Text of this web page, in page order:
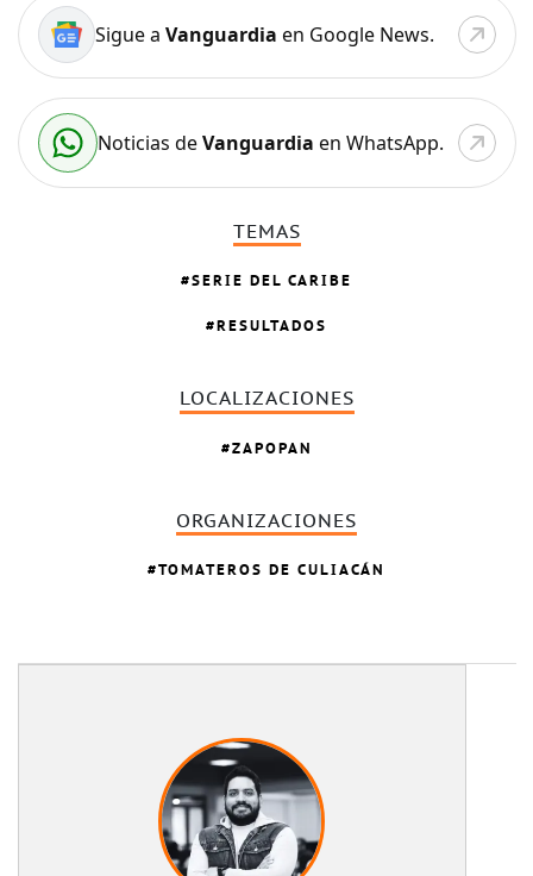
Sigue a Vanguardia en Google News.
Noticias deVanguardia en WhatsApp.
TEMAS
SERIE DEL CARIBE
RESULTADOS
LOCALIZACIONES
ZAPOPAN
ORGANIZACIONES
TOMATEROS DE CULIACÁN